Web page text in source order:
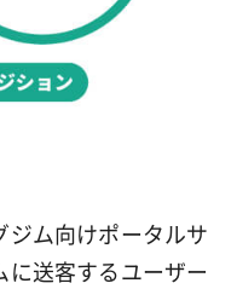
ジム向けポータルサ
送客するユーザー